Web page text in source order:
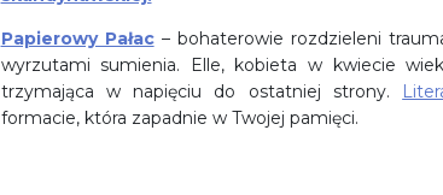
Papierowy Pałac– bohaterowie rozdzieleni
wyrzutami sumienia. Elle, kobieta w kwiecie
trzymająca w napięciu do ostatniej strony.
formacie, która zapadnie w Twojej pamięci.